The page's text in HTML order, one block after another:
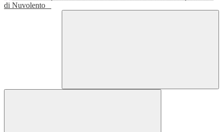
di Nuvolento